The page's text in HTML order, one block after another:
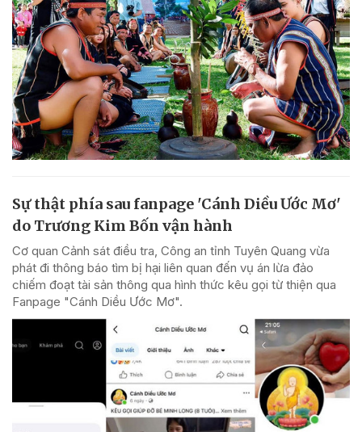
Sự thật phía sau fanpage 'Cánh Diều Ước Mơ'
do Trương Kim Bốn vận hành
Cơ quan Cảnh sát điều tra, Công an tỉnh Tuyên Quang vừa
phát đi thông báo tìm bị hại liên quan đến vụ án lừa đảo
chiếm đoạt tài sản thông qua hình thức kêu gọi từ thiện qua
Fanpage "Cánh Diều Ước Mơ".